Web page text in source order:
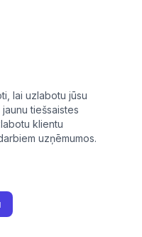
lai uzlabotu jūsu
tiešsaistes
klientu
uzņēmumos.